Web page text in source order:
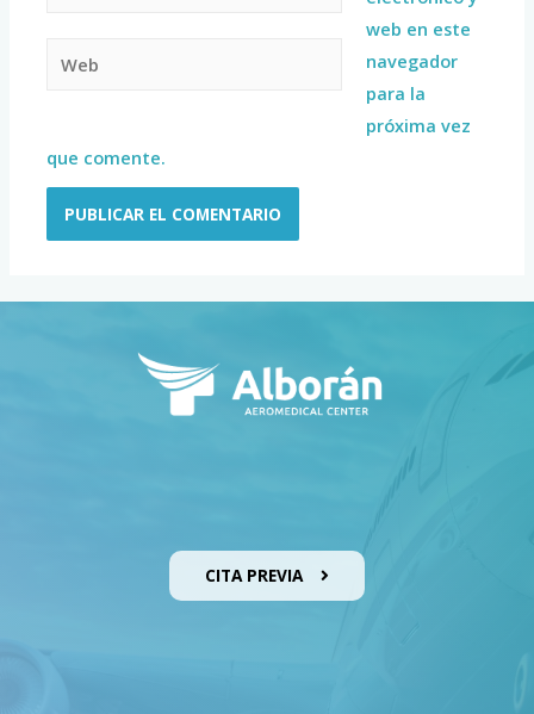
web en este
navegador
para la
próxima vez
que comente.
CITA PREVIA